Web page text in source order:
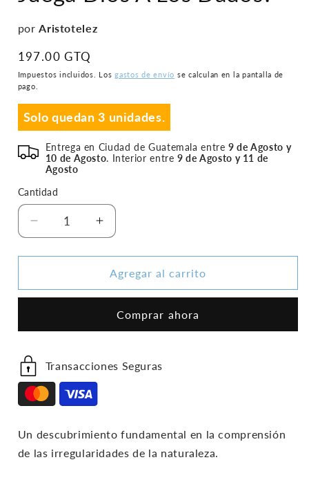
ventana
modal
porAristotelez
Precio
habitual
197.00 GTQ
Impuestos incluidos. Losgastos de envío se calculan en la pantalla de
pago.
Solo quedan 3 unidades.
Entrega en Ciudad de Guatemala entre9 de Agosto y
10 de Agosto. Interior entre9 de Agosto y 11 de
Agosto
Cantidad
Reducir
cantidad
para
Dios
Dados?
Aumentar
cantidad
para
Juega
Dios
Los
Dados?
Agregar al carrito
Comprar ahora
Transacciones Seguras
Un descubrimiento fundamental en la comprensión
de las irregularidades de la naturaleza.